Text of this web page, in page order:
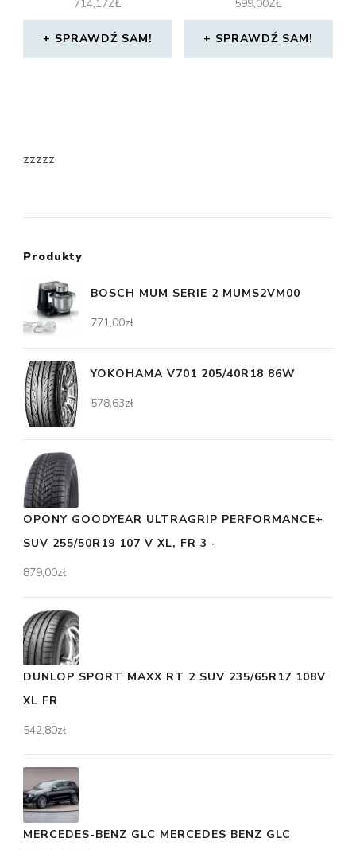
714,17ZŁ
SPRAWDŹ SAM!
599,00ZŁ
SPRAWDŹ SAM!
zzzzz
Produkty
BOSCH MUM SERIE 2 MUMS2VM00
771,00zł
YOKOHAMA V701 205/40R18 86W
578,63zł
OPONY GOODYEAR ULTRAGRIP PERFORMANCE+
SUV 255/50R19 107 V XL, FR 3 -
879,00zł
DUNLOP SPORT MAXX RT 2 SUV 235/65R17 108V
XL FR
542,80zł
MERCEDES-BENZ GLC MERCEDES BENZ GLC